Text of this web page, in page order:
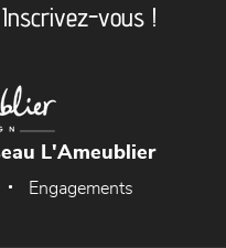
Inscrivez-vous !
L'Ameublier
Engagements